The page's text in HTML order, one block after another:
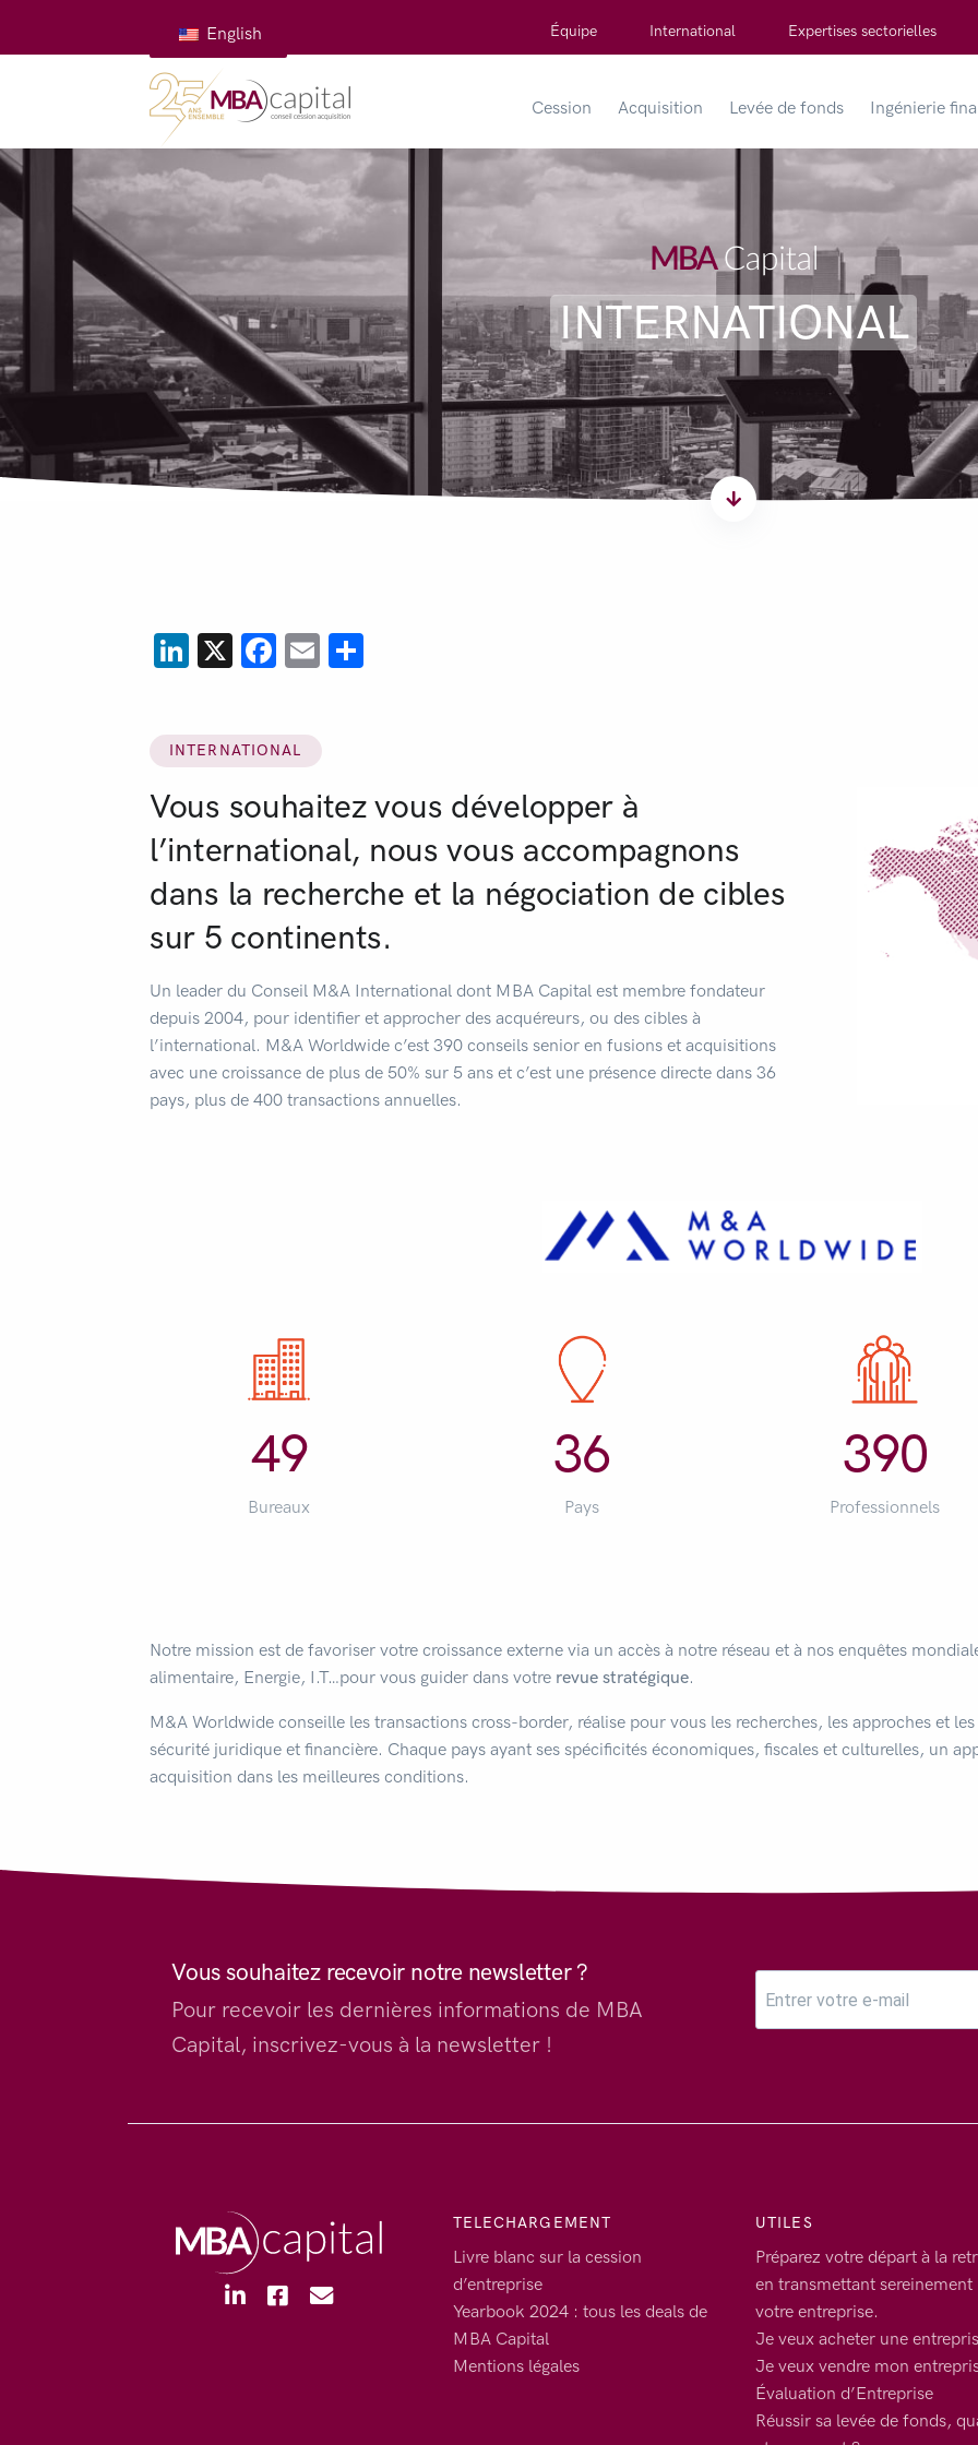
English Équipe International Expertises sectorielles
Cession Acquisition Levée de fonds Ingénierie
INTERNATIONAL
LinkedIn
X Facebook
Email
INTERNATIONAL
Vous souhaitez vous développer à
l’international, nous vous accompagnons
dans la recherche et la négociation de cibles
sur 5 continents.
Un leader du Conseil M&A International dont MBA Capital est membre fondateur
depuis 2004, pour identifier et approcher des acquéreurs, ou des cibles à
l’international. M&A Worldwide c’est 390 conseils senior en fusions et acquisitions
avec une croissance de plus de 50% sur 5 ans et c’est une présence directe dans 36
pays, plus de 400 transactions annuelles.
49
Bureaux
36
Pays
390
Professionnels
Notre mission est de favoriser votre croissance externe via un accès à notre réseau et à nos enquêtes
alimentaire, Energie, I.T…pour vous guider dans votre revue stratégique.
M&A Worldwide conseille les transactions cross-border, réalise pour vous les recherches, les approches et
sécurité juridique et financière. Chaque pays ayant ses spécificités économiques, fiscales et culturelles, un
acquisition dans les meilleures conditions.
Vous souhaitez recevoir notre newsletter ?
Pour recevoir les dernières informations de MBA
Capital, inscrivez-vous à la newsletter !
TELECHARGEMENT
Livre blanc sur la cession
d’entreprise
Yearbook 2024 : tous les deals de
MBA Capital
Mentions légales
UTILES
Préparez votre départ à la
en transmettant sereinement
votre entreprise.
Je veux acheter une
Je veux vendre mon
Évaluation d’Entreprise
Réussir sa levée de fonds,